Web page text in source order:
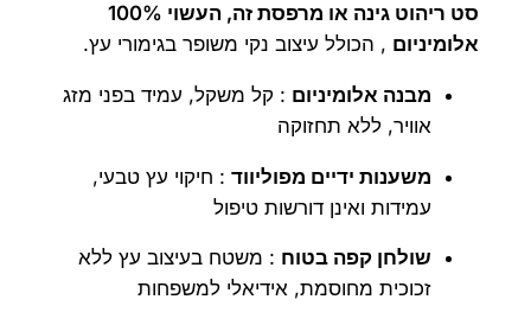
סט ריהוט גינה או מרפסת זה, העשוי 100%
אלומיניום , הכולל עיצוב נקי משופר בגימורי עץ.
מבנה אלומיניום : קל משקל, עמיד בפני מזג
אוויר, ללא תחזוקה
משענות ידיים מפוליווד: חיקוי עץ טבעי,
עמידות ואינן דורשות טיפול
שולחן קפה בטוח : משטח בעיצוב עץ ללא
זכוכית מחוסמת, אידיאלי למשפחות